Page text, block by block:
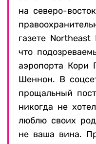
на северо-
газете
что
аэропорта Кори
Шеннон. В
прощальный
никогда не
люблю своих
не ваша вина.